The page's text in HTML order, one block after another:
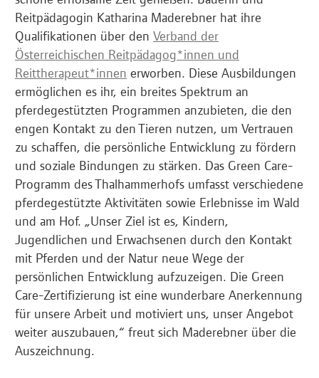
Reitpädagogin Katharina Maderebner hat ihre
Qualifikationen über den Verband der
Österreichischen Reitpädagog*innen und
Reittherapeut*innen erworben. Diese Ausbildungen
ermöglichen es ihr, ein breites Spektrum an
pferdegestützten Programmen anzubieten, die den
engen Kontakt zu den Tieren nutzen, um Vertrauen
zu schaffen, die persönliche Entwicklung zu fördern
und soziale Bindungen zu stärken. Das Green Care-
Programm des Thalhammerhofs umfasst verschiedene
pferdegestützte Aktivitäten sowie Erlebnisse im Wald
und am Hof. „Unser Ziel ist es, Kindern,
Jugendlichen und Erwachsenen durch den Kontakt
mit Pferden und der Natur neue Wege der
persönlichen Entwicklung aufzuzeigen. Die Green
Care-Zertifizierung ist eine wunderbare Anerkennung
für unsere Arbeit und motiviert uns, unser Angebot
weiter auszubauen,“ freut sich Maderebner über die
Auszeichnung.